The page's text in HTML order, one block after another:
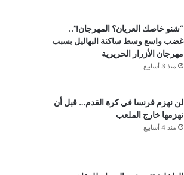
“شنو خاصك العريان؟ المهرجان!”..
غضب واسع وسط ساكنة البهاليل بسبب
مهرجان الأزرار الحريرية
منذ 3 أسابيع
لن نهزم فرنسا في كرة القدم… قبل أن
نهزمها خارج الملعب
منذ 4 أسابيع